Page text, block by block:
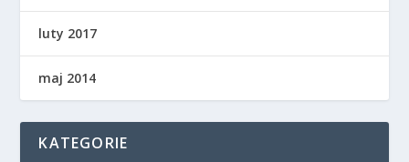
luty 2017
maj 2014
KATEGORIE